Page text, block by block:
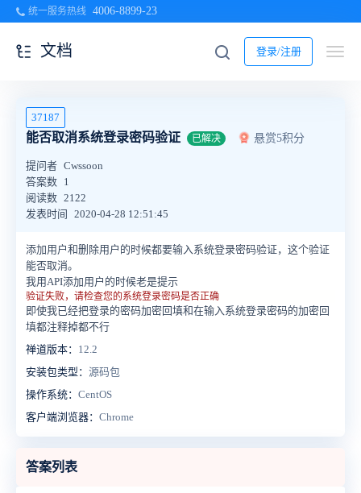
统一服务热线 4006-8899-23
登录/注册
文档
37187
能否取消系统登录密码验证 已解决 悬赏5积分
提问者 Cwssoon
答案数 1
阅读数 2122
发表时间
2020-04-28 12:51:45
添加用户和删除用户的时候都要输入系统登录密码验证，这个验证
能否取消。
我用API添加用户的时候老是提示
验证失败，请检查您的系统登录密码是否正确
即使我已经把登录的密码加密回填和在输入系统登录密码的加密回
填都注释掉都不行
禅道版本： 12.2
安装包类型： 源码包
操作系统： CentOS
客户端浏览器： Chrome
答案列表